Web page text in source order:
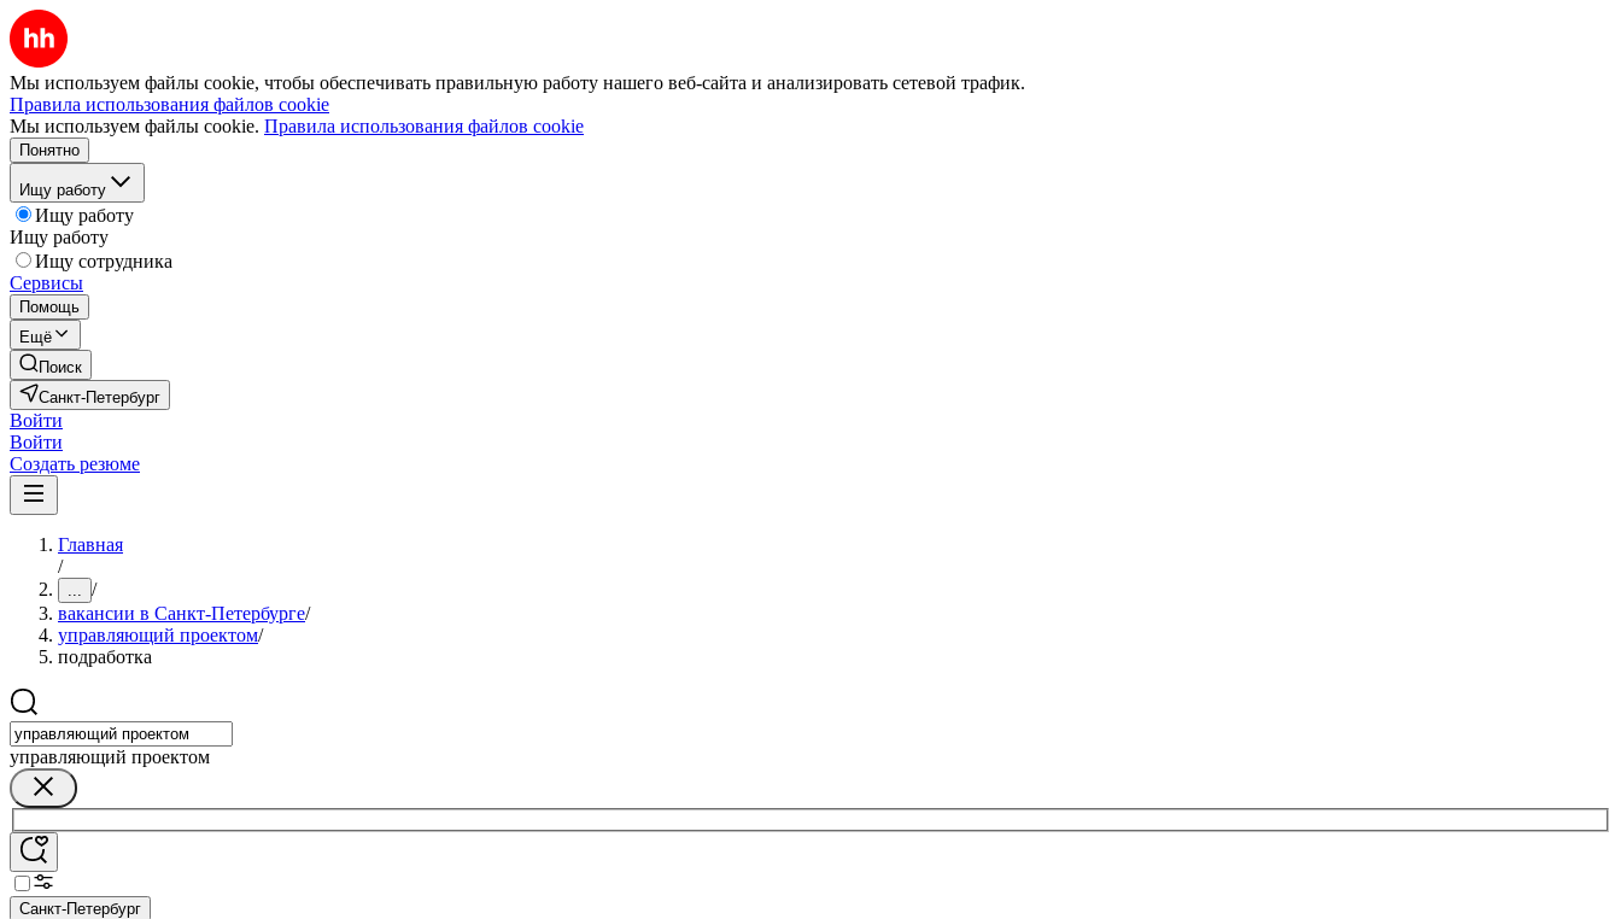
Мы используем файлы cookie, чтобы обеспечивать правильную работу нашего веб-сайта и анализировать сетевой трафик.
Правила использования файлов cookie
Мы используем файлы cookie. Правила использования файлов cookie
Понятно
Ищу работу
Ищу работу
Ищу работу
Ищу сотрудника
Сервисы
Помощь
Ещё
Поиск
Санкт-Петербург
Войти
Войти
Создать резюме
Главная
/
... /
вакансии в Санкт-Петербурге/
управляющий проектом/
подработка
управляющий проектом
Санкт-Петербург